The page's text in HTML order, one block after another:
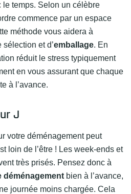
temps. Selon un célèbre
commence par un espace
méthode vous aidera à
et d’emballage. En
réduit le stress typiquement
en vous assurant que chaque
à l’avance.
J
votre déménagement peut
loin de l’être ! Les week-ends et
très prisés. Pensez donc à
déménagement bien à l’avance,
journée moins chargée. Cela